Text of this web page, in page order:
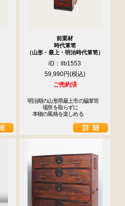
前栗材
時代箪笥
（山形・最上・明治時代箪笥）
iD：ilb1553
59,990円
ご売約済
明治期の山形県最上市の脇箪笥
場所を取らずに
本物の風格を楽しめる